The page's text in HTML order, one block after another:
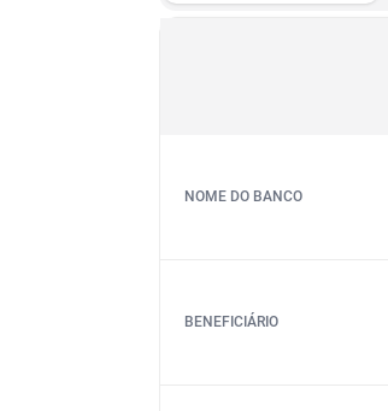
NOME DO BANCO
BENEFICIÁRIO